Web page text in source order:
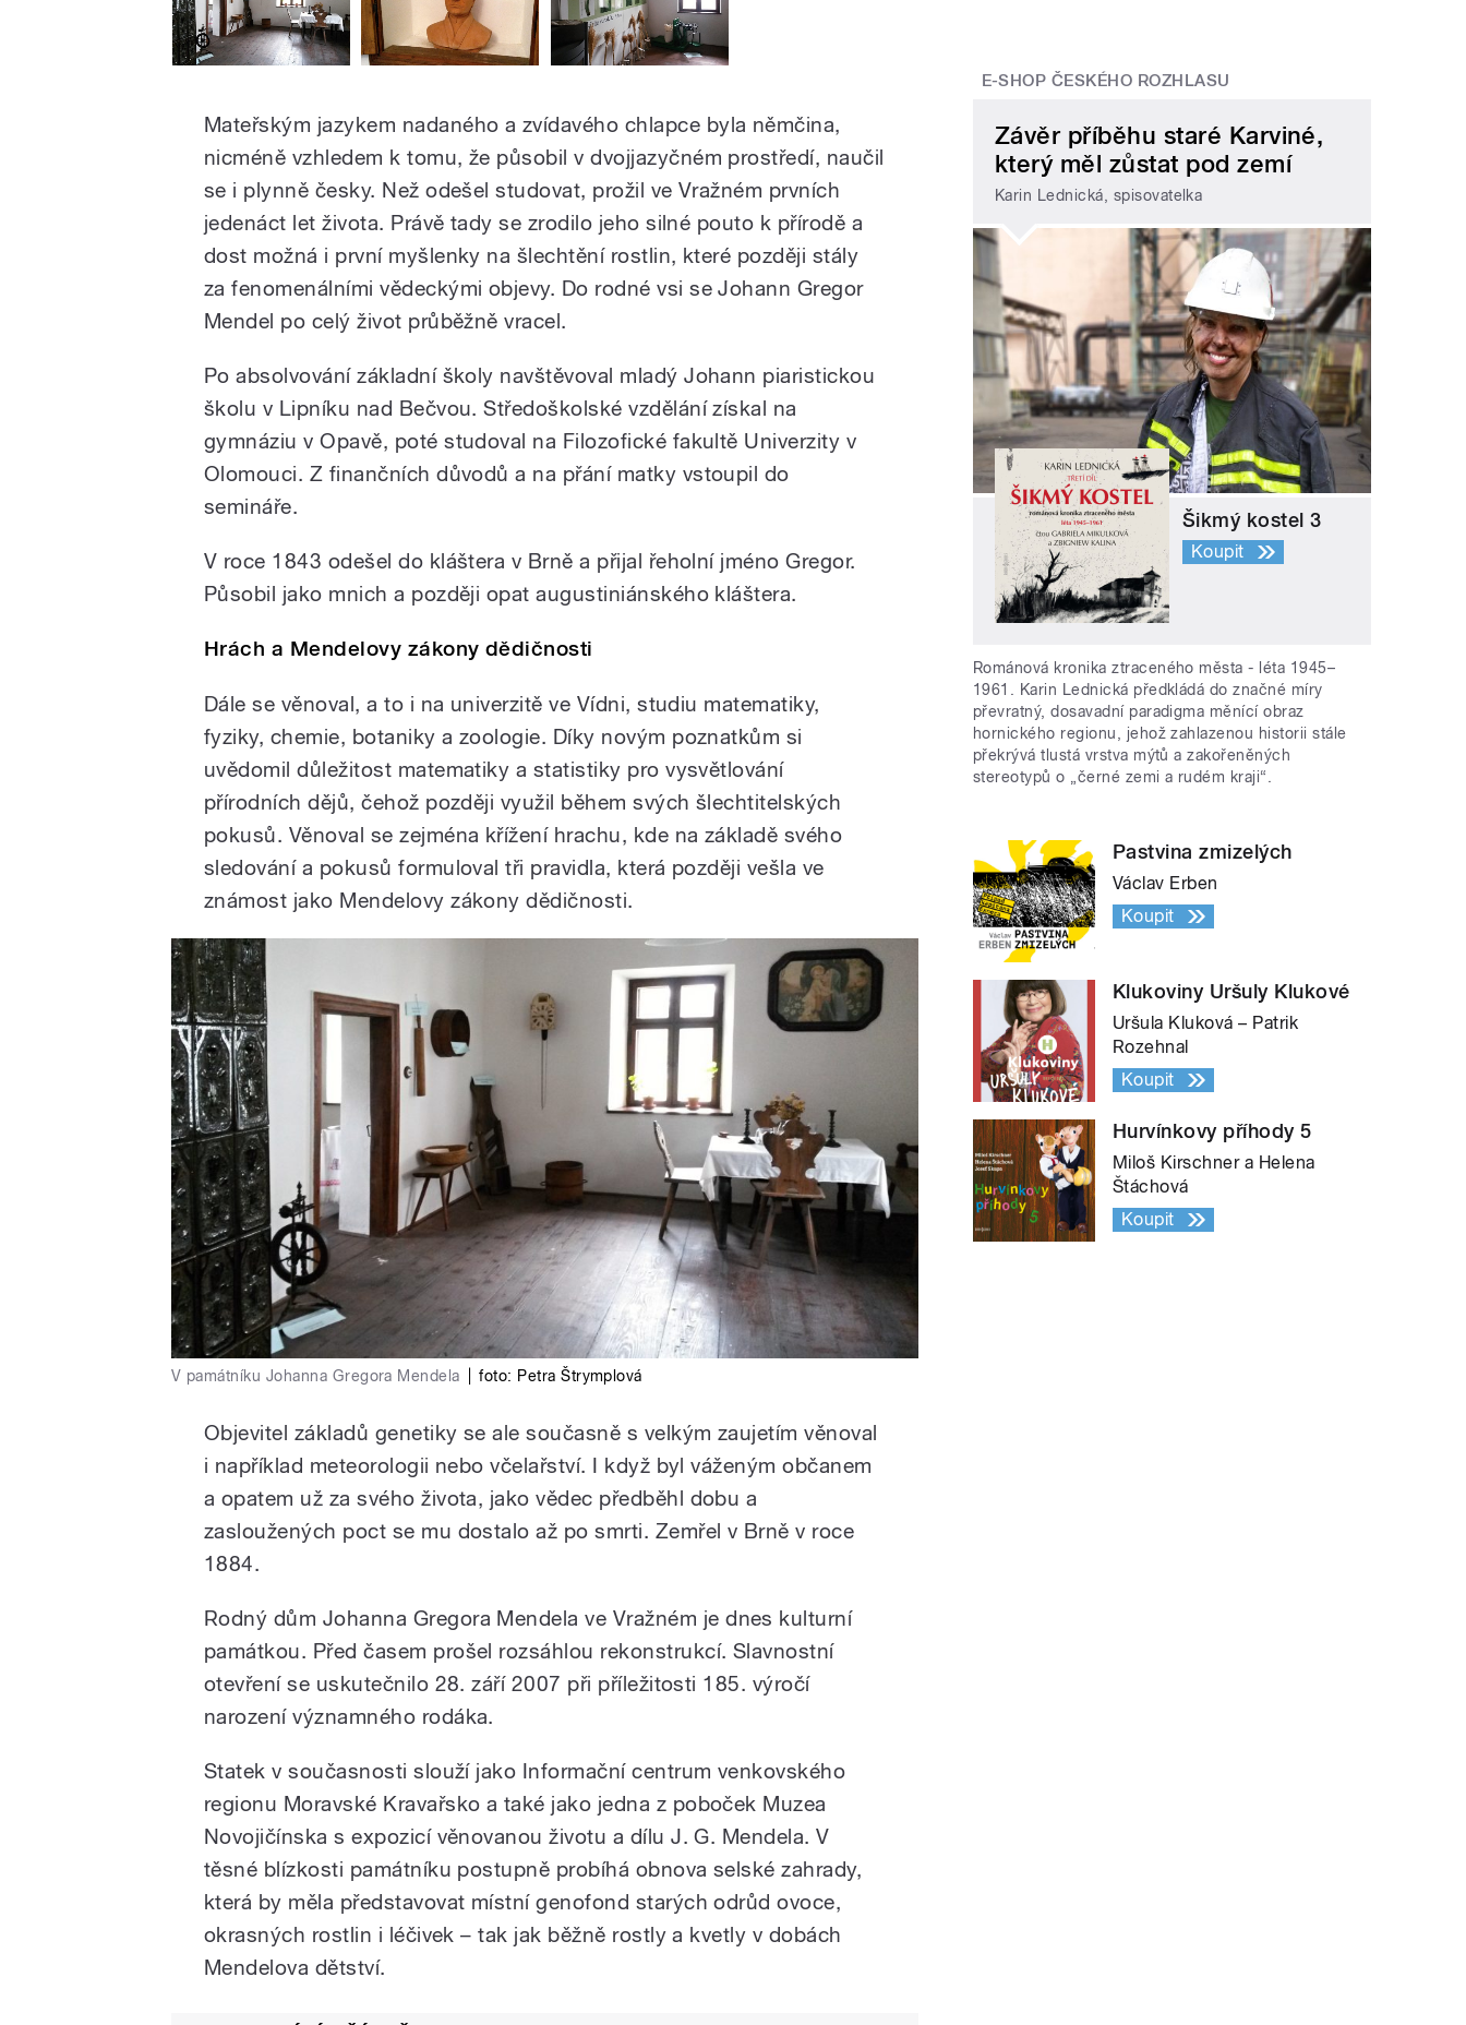
Mateřským jazykem nadaného a zvídavého chlapce byla němčina,
nicméně vzhledem k tomu, že působil v dvojjazyčném prostředí, naučil
se i plynně česky. Než odešel studovat, prožil ve Vražném prvních
jedenáct let života. Právě tady se zrodilo jeho silné pouto k přírodě a
dost možná i první myšlenky na šlechtění rostlin, které později stály
za fenomenálními vědeckými objevy. Do rodné vsi se Johann Gregor
Mendel po celý život průběžně vracel.
Po absolvování základní školy navštěvoval mladý Johann piaristickou
školu v Lipníku nad Bečvou. Středoškolské vzdělání získal na
gymnáziu v Opavě, poté studoval na Filozofické fakultě Univerzity v
Olomouci. Z finančních důvodů a na přání matky vstoupil do
semináře.
V roce 1843 odešel do kláštera v Brně a přijal řeholní jméno Gregor.
Působil jako mnich a později opat augustiniánského kláštera.
Hrách a Mendelovy zákony dědičnosti
Dále se věnoval, a to i na univerzitě ve Vídni, studiu matematiky,
fyziky, chemie, botaniky a zoologie. Díky novým poznatkům si
uvědomil důležitost matematiky a statistiky pro vysvětlování
přírodních dějů, čehož později využil během svých šlechtitelských
pokusů. Věnoval se zejména křížení hrachu, kde na základě svého
sledování a pokusů formuloval tři pravidla, která později vešla ve
známost jako Mendelovy zákony dědičnosti.
V památníku Johanna Gregora Mendela foto: Petra Štrymplová
Objevitel základů genetiky se ale současně s velkým zaujetím věnoval
i například meteorologii nebo včelařství. I když byl váženým občanem
a opatem už za svého života, jako vědec předběhl dobu a
zasloužených poct se mu dostalo až po smrti. Zemřel v Brně v roce
1884.
Rodný dům Johanna Gregora Mendela ve Vražném je dnes kulturní
památkou. Před časem prošel rozsáhlou rekonstrukcí. Slavnostní
otevření se uskutečnilo 28. září 2007 při příležitosti 185. výročí
narození významného rodáka.
Statek v současnosti slouží jako Informační centrum venkovského
regionu Moravské Kravařsko a také jako jedna z poboček Muzea
Novojičínska s expozicí věnovanou životu a dílu J. G. Mendela. V
těsné blízkosti památníku postupně probíhá obnova selské zahrady,
která by měla představovat místní genofond starých odrůd ovoce,
okrasných rostlin i léčivek – tak jak běžně rostly a kvetly v dobách
Mendelova dětství.
E-SHOP ČESKÉHO ROZHLASU
Závěr příběhu staré Karviné,
který měl zůstat pod zemí
Karin Lednická, spisovatelka
Šikmý kostel 3
Koupit
Románová kronika ztraceného města - léta 1945–
1961. Karin Lednická předkládá do značné míry
převratný, dosavadní paradigma měnící obraz
hornického regionu, jehož zahlazenou historii stále
překrývá tlustá vrstva mýtů a zakořeněných
stereotypů o „černé zemi a rudém kraji“.
Pastvina zmizelých
Václav Erben
Koupit
Klukoviny Uršuly Klukové
Uršula Kluková – Patrik
Rozehnal
Koupit
Hurvínkovy příhody 5
Miloš Kirschner a Helena
Štáchová
Koupit